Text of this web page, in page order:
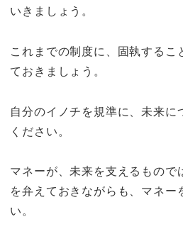
いきましょう。
これまでの制度に、固執するこ
ておきましょう。
自分のイノチを規準に、未来に
ください。
マネーが、未来を支えるもので
を弁えておきながらも、マネー
い。